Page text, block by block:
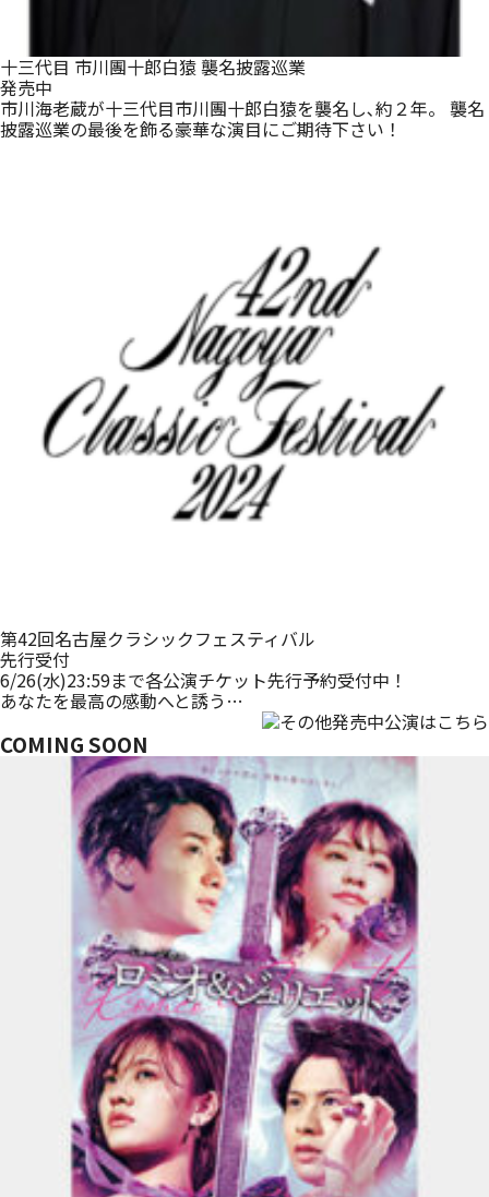
十三代目 市川團十郎白猿 襲名披露巡業
発売中
市川海老蔵が十三代目市川團十郎白猿を襲名し､約２年。 襲名
披露巡業の最後を飾る豪華な演目にご期待下さい！
第42回名古屋クラシックフェスティバル
先行受付
6/26(水)23:59まで各公演チケット先行予約受付中！
あなたを最高の感動へと誘う…
COMING SOON